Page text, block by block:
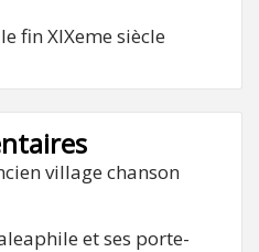
fin XIXeme siècle
village chanson
et ses porte-